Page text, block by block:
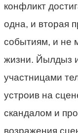
конфликт
одна, и вторая
событиям, и не
жизни. Йылдыз
участницами
устроив на
скандалом и
возражения